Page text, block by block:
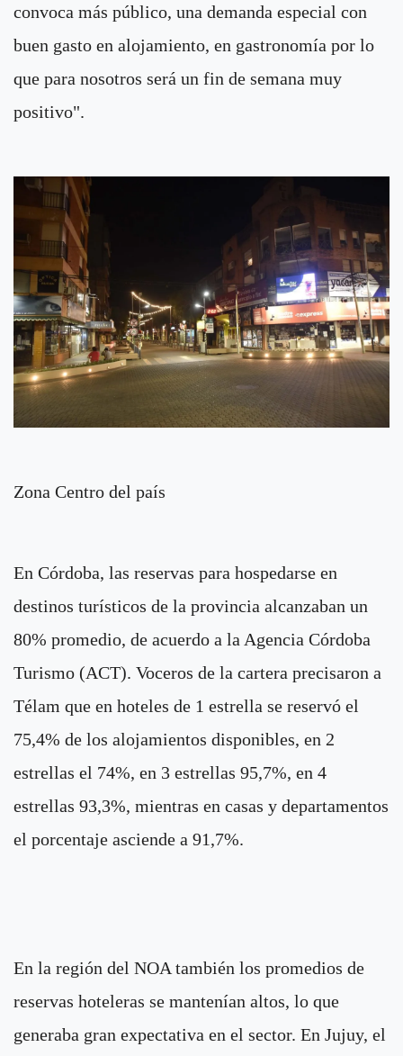
convoca más público, una demanda especial con
buen gasto en alojamiento, en gastronomía por lo
que para nosotros será un fin de semana muy
positivo".
Zona Centro del país
En Córdoba, las reservas para hospedarse en
destinos turísticos de la provincia alcanzaban un
80% promedio, de acuerdo a la Agencia Córdoba
Turismo (ACT). Voceros de la cartera precisaron a
Télam que en hoteles de 1 estrella se reservó el
75,4% de los alojamientos disponibles, en 2
estrellas el 74%, en 3 estrellas 95,7%, en 4
estrellas 93,3%, mientras en casas y departamentos
el porcentaje asciende a 91,7%.
En la región del NOA también los promedios de
reservas hoteleras se mantenían altos, lo que
generaba gran expectativa en el sector. En Jujuy, el